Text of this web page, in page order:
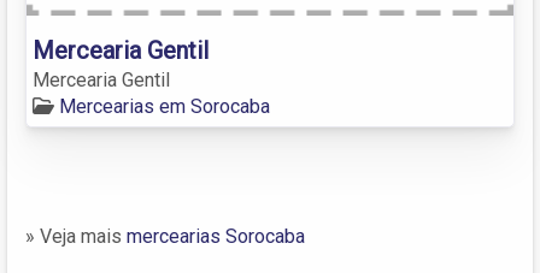
Mercearia Gentil
Mercearia Gentil
Mercearias em Sorocaba
» Veja mais mercearias Sorocaba